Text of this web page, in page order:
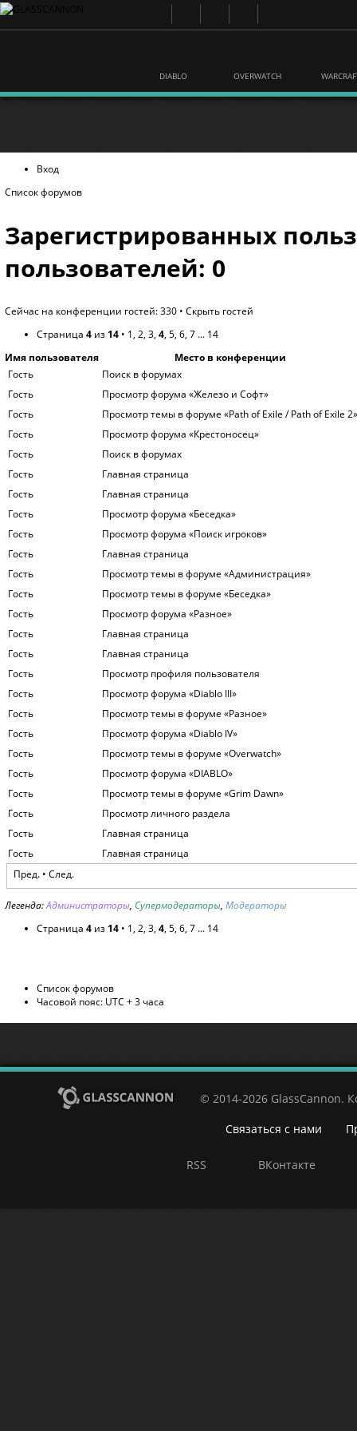
DIABLO OVERWATCH
Вход
Список форумов
Зарегистрированных
пользователей: 0
Сейчас на конференции гостей: 330 • Скрыть гостей
Страница 4 из 14 • 1, 2, 3, 4, 5, 6, 7 ... 14
Имя пользователя
Место в конференции
Гость
Поиск в форумах
Гость
Просмотр форума «Железо и Софт»
Гость
Просмотр темы в форуме «Path of Exile / Path of Exile 2»
Гость
Просмотр форума «Крестоносец»
Гость
Поиск в форумах
Гость
Главная страница
Гость
Главная страница
Гость
Просмотр форума «Беседка»
Гость
Просмотр форума «Поиск игроков»
Гость
Главная страница
Гость
Просмотр темы в форуме «Администрация»
Гость
Просмотр темы в форуме «Беседка»
Гость
Просмотр форума «Разное»
Гость
Главная страница
Гость
Главная страница
Гость
Просмотр профиля пользователя
Гость
Просмотр форума «Diablo III»
Гость
Просмотр темы в форуме «Разное»
Гость
Просмотр форума «Diablo IV»
Гость
Просмотр темы в форуме «Overwatch»
Гость
Просмотр форума «DIABLO»
Гость
Просмотр темы в форуме «Grim Dawn»
Гость
Просмотр личного раздела
Гость
Главная страница
Гость
Главная страница
Пред.• След.
Легенда:Администраторы, Супермодераторы, Модераторы
Страница 4 из 14 • 1, 2, 3, 4, 5, 6, 7 ... 14
Список форумов
Часовой пояс: UTC + 3 часа
© 2014-2026 GlassCannon.
Связаться с нами
RSS ВКонтакте